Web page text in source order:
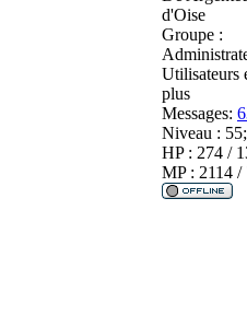
d'Oise
Groupe :
Utilisateurs
plus
Messages:
Niveau :
HP : 274 /
MP : 2114 /